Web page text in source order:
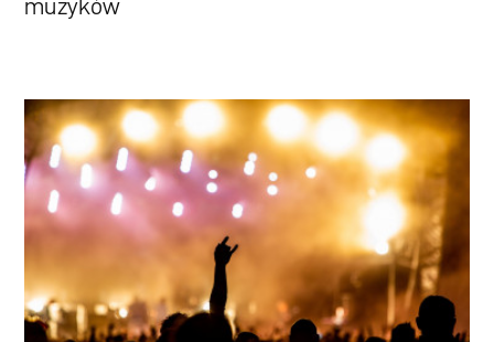
muzyków
Czy
zobaczymy
już
wykonawców
Wysp
na
żywo?